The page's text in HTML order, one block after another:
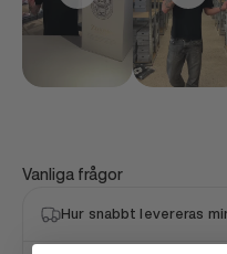
Vanliga frågor
Hur snabbt levereras